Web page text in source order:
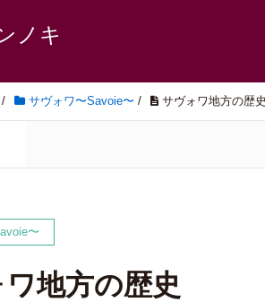
ノキ
/ サヴォワ〜Savoie〜 / サヴォワ地方の歴史
〜
地方の歴史